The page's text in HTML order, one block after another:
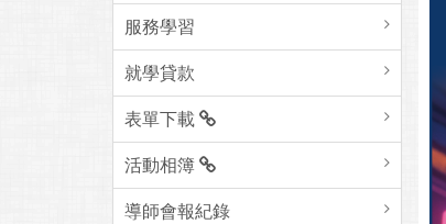
服務學習
就學貸款
表單下載
活動相簿
導師會報紀錄